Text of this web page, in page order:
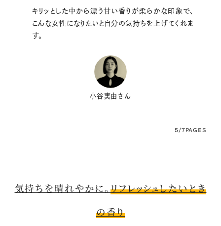
キリッとした中から漂う甘い香りが柔らかな印象で、
こんな女性になりたいと自分の気持ちを上げてくれま
す。
小谷実由さん
5/7PAGES
気持ちを晴れやかに。リフレッシュしたいとき
の香り